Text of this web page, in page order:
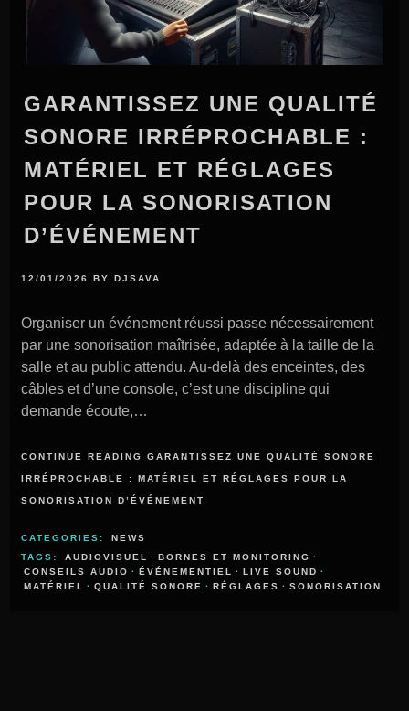
GARANTISSEZ UNE QUALITÉ
SONORE IRRÉPROCHABLE :
MATÉRIEL ET RÉGLAGES
POUR LA SONORISATION
D’ÉVÉNEMENT
12/01/2026 BYDJSAVA
Organiser un événement réussi passe nécessairement
par une sonorisation maîtrisée, adaptée à la taille de la
salle et au public attendu. Au-delà des enceintes, des
câbles et d’une console, c’est une discipline qui
demande écoute,…
CONTINUE READING GARANTISSEZ UNE QUALITÉ SONORE
IRRÉPROCHABLE : MATÉRIEL ET RÉGLAGES POUR LA
SONORISATION D’ÉVÉNEMENT
CATEGORIES:
NEWS
TAGS:
AUDIOVISUEL · BORNES ET MONITORING ·
CONSEILS AUDIO · ÉVÉNEMENTIEL · LIVE SOUND ·
MATÉRIEL · QUALITÉ SONORE · RÉGLAGES · SONORISATION